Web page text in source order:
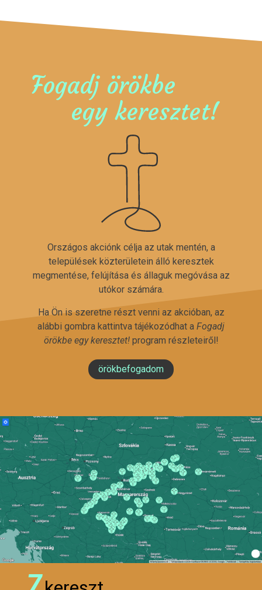
Fogadj örökbe
egy keresztet!
Országos akciónk célja az utak mentén, a
települések közterületein álló keresztek
megmentése, felújítása és állaguk megóvása az
utókor számára.
Ha Ön is szeretne részt venni az akcióban, az
alábbi gombra kattintva tájékozódhat a Fogadj
örökbe egy keresztet!program részleteiről!
örökbefogadom